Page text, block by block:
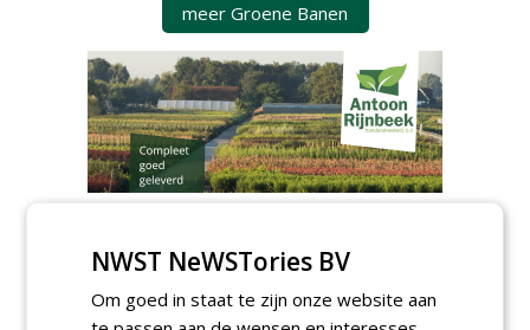
meer Groene Banen
Iedereen kan gratis kleine advertenties
plaatsen via zijn eigen account.
NWST NeWSTories BV
Om goed in staat te zijn onze website aan